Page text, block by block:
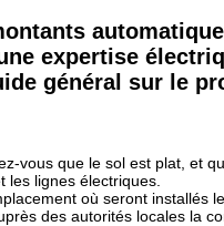
expertise
général sur le
vous que le sol est plat, et
les lignes électriques.
où seront installés
des autorités locales la